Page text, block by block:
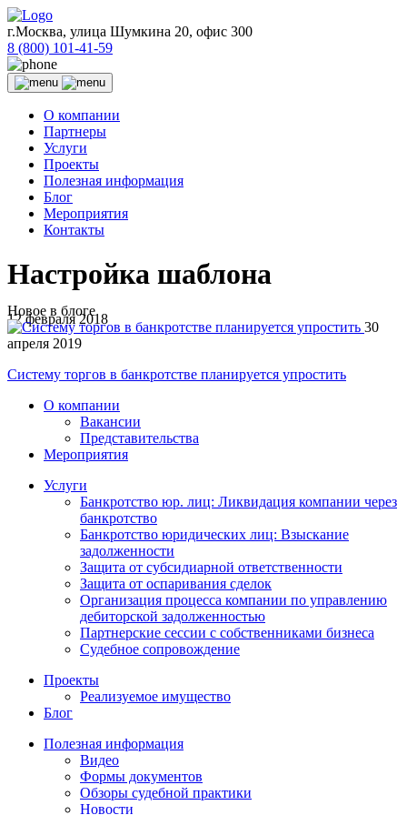
г.Москва, улица Шумкина 20, офис 300
8 (800) 101-41-59
О компании
Партнеры
Услуги
Проекты
Полезная информация
Блог
Мероприятия
Контакты
Настройка шаблона
12 февраля 2018
Новое в блоге
30
апреля 2019
Систему торгов в банкротстве планируется упростить
О компании
Вакансии
Представительства
Мероприятия
Услуги
Банкротство юр. лиц: Ликвидация компании через
банкротство
Банкротство юридических лиц: Взыскание
задолженности
Защита от субсидиарной ответственности
Защита от оспаривания сделок
Организация процесса компании по управлению
дебиторской задолженностью
Партнерские сессии с собственниками бизнеса
Судебное сопровождение
Проекты
Реализуемое имущество
Блог
Полезная информация
Видео
Формы документов
Обзоры судебной практики
Новости